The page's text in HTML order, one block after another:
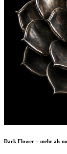
Dark Flower – mehr als